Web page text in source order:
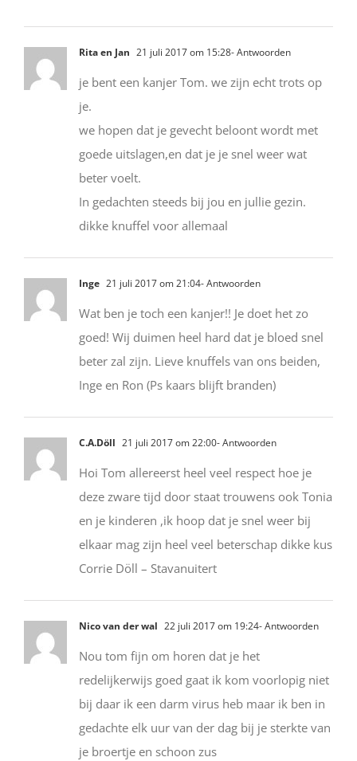
Rita en Jan 21 juli 2017 om 15:28- Antwoorden
je bent een kanjer Tom. we zijn echt trots op
je.
we hopen dat je gevecht beloont wordt met
goede uitslagen,en dat je je snel weer wat
beter voelt.
In gedachten steeds bij jou en jullie gezin.
dikke knuffel voor allemaal
Inge 21 juli 2017 om 21:04- Antwoorden
Wat ben je toch een kanjer!! Je doet het zo
goed! Wij duimen heel hard dat je bloed snel
beter zal zijn. Lieve knuffels van ons beiden,
Inge en Ron (Ps kaars blijft branden)
C.A.Döll 21 juli 2017 om 22:00- Antwoorden
Hoi Tom allereerst heel veel respect hoe je
deze zware tijd door staat trouwens ook Tonia
en je kinderen ,ik hoop dat je snel weer bij
elkaar mag zijn heel veel beterschap dikke kus
Corrie Döll – Stavanuitert
Nico van der wal 22 juli 2017 om 19:24- Antwoorden
Nou tom fijn om horen dat je het
redelijkerwijs goed gaat ik kom voorlopig niet
bij daar ik een darm virus heb maar ik ben in
gedachte elk uur van der dag bij je sterkte van
je broertje en schoon zus